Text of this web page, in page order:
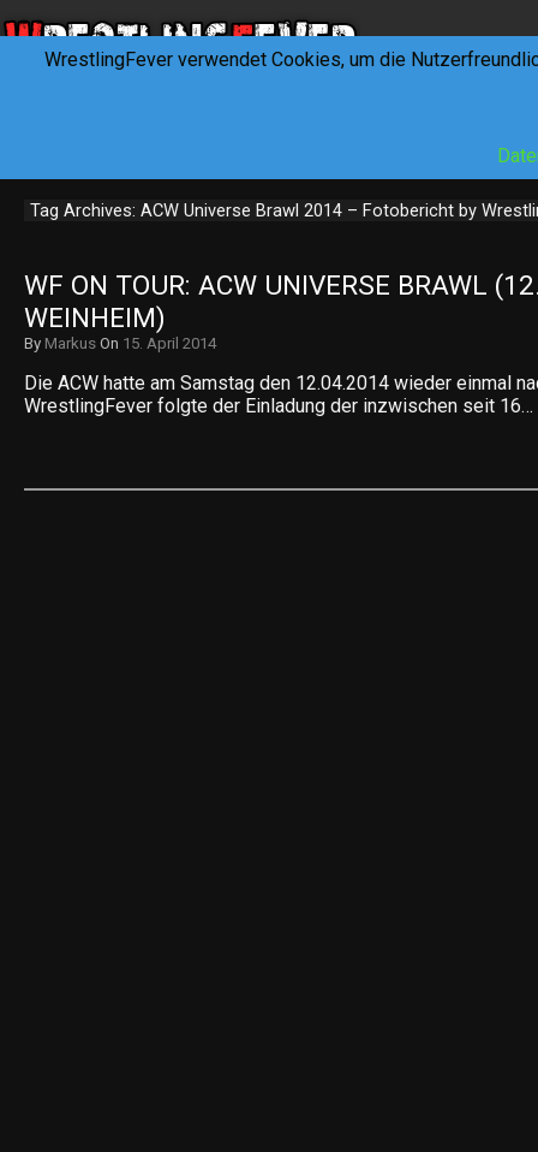
Tag Archives: ACW Universe Brawl 2014 – Fotobericht by
WF ON TOUR: ACW UNIVERSE BRAWL
WEINHEIM)
By Markus On 15. April 2014
Die ACW hatte am Samstag den 12.04.2014 wieder einmal
WrestlingFever folgte der Einladung der inzwischen seit 16…
WrestlingFever verwendet Cookies, um die